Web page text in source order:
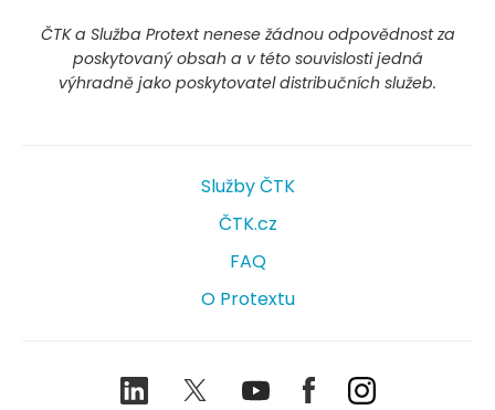
ČTK a Služba Protext nenese žádnou odpovědnost za
poskytovaný obsah a v této souvislosti jedná
výhradně jako poskytovatel distribučních služeb.
Služby ČTK
ČTK.cz
FAQ
O Protextu
LinkedIn TwitterYoutubeFacebookInstagram